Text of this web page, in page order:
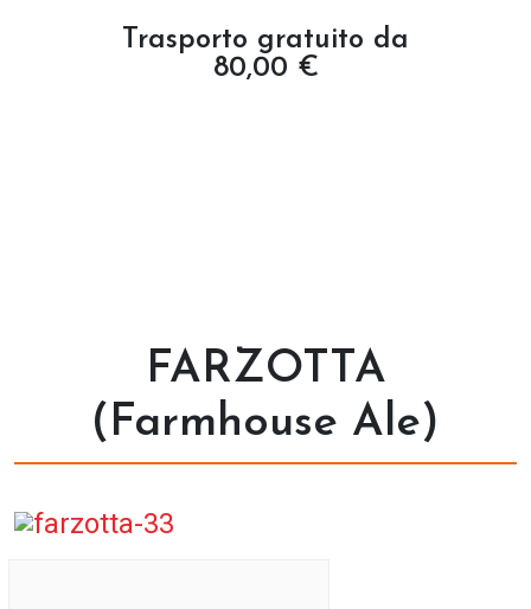
Trasporto gratuito da
80,00 €
FARZOTTA
(Farmhouse Ale)